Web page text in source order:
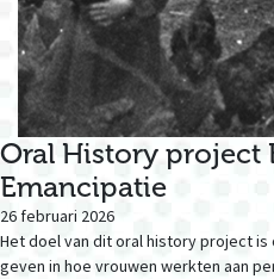
Oral History project
Emancipatie
26 februari 2026
Het doel van dit oral history project
geven in hoe vrouwen werkten aan